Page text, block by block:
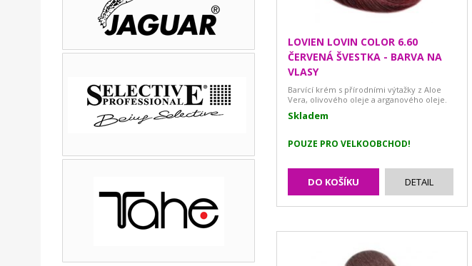
LOVIEN LOVIN COLOR 6.60
ČERVENÁ ŠVESTKA - BARVA NA
VLASY
Barvící krém s přírodními výtažky z Aloe
Vera, olivového oleje a arganového oleje.
Skladem
POUZE PRO VELKOOBCHOD!
DO KOŠÍKU DETAIL